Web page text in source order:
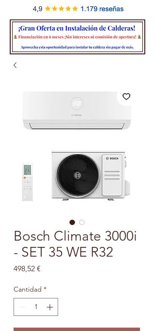
Bosch Climate 3000i
- SET 35 WE R32
498,52 €
Cantidad *